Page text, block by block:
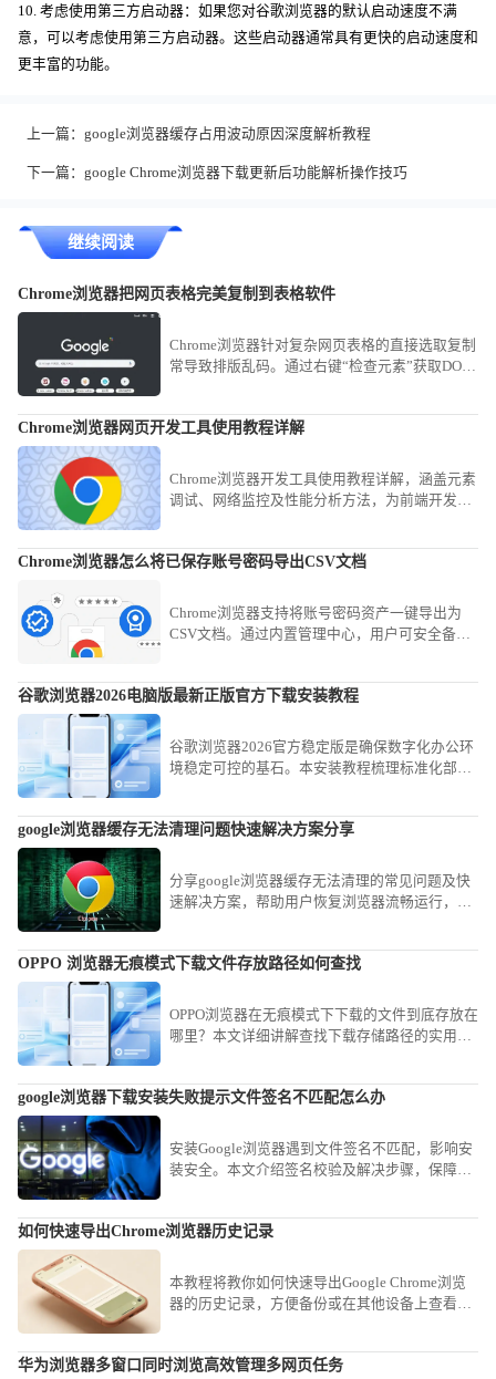
10. 考虑使用第三方启动器：如果您对谷歌浏览器的默认启动速度不满
意，可以考虑使用第三方启动器。这些启动器通常具有更快的启动速度和
更丰富的功能。
上一篇： google浏览器缓存占用波动原因深度解析教程
下一篇： google Chrome浏览器下载更新后功能解析操作技巧
继续阅读
Chrome浏览器把网页表格完美复制到表格软件
Chrome浏览器针对复杂网页表格的直接选取复制
常导致排版乱码。通过右键“检查元素”获取DOM
移。
Chrome浏览器网页开发工具使用教程详解
Chrome浏览器开发工具使用教程详解，涵盖元素
调试、网络监控及性能分析方法，为前端开发者
Chrome浏览器怎么将已保存账号密码导出CSV文档
Chrome浏览器支持将账号密码资产一键导出为
CSV文档。通过内置管理中心，用户可安全备份
谷歌浏览器2026电脑版最新正版官方下载安装教程
谷歌浏览器2026官方稳定版是确保数字化办公环
境稳定可控的基石。本安装教程梳理标准化部署
google浏览器缓存无法清理问题快速解决方案分享
分享google浏览器缓存无法清理的常见问题及快
速解决方案，帮助用户恢复浏览器流畅运行，提
OPPO 浏览器无痕模式下载文件存放路径如何查找
OPPO浏览器在无痕模式下下载的文件到底存放在
哪里？本文详细讲解查找下载存储路径的实用方
google浏览器下载安装失败提示文件签名不匹配怎么办
安装Google浏览器遇到文件签名不匹配，影响安
装安全。本文介绍签名校验及解决步骤，保障安
如何快速导出Chrome浏览器历史记录
本教程将教你如何快速导出Google Chrome浏览
器的历史记录，方便备份或在其他设备上查看浏
华为浏览器多窗口同时浏览高效管理多网页任务